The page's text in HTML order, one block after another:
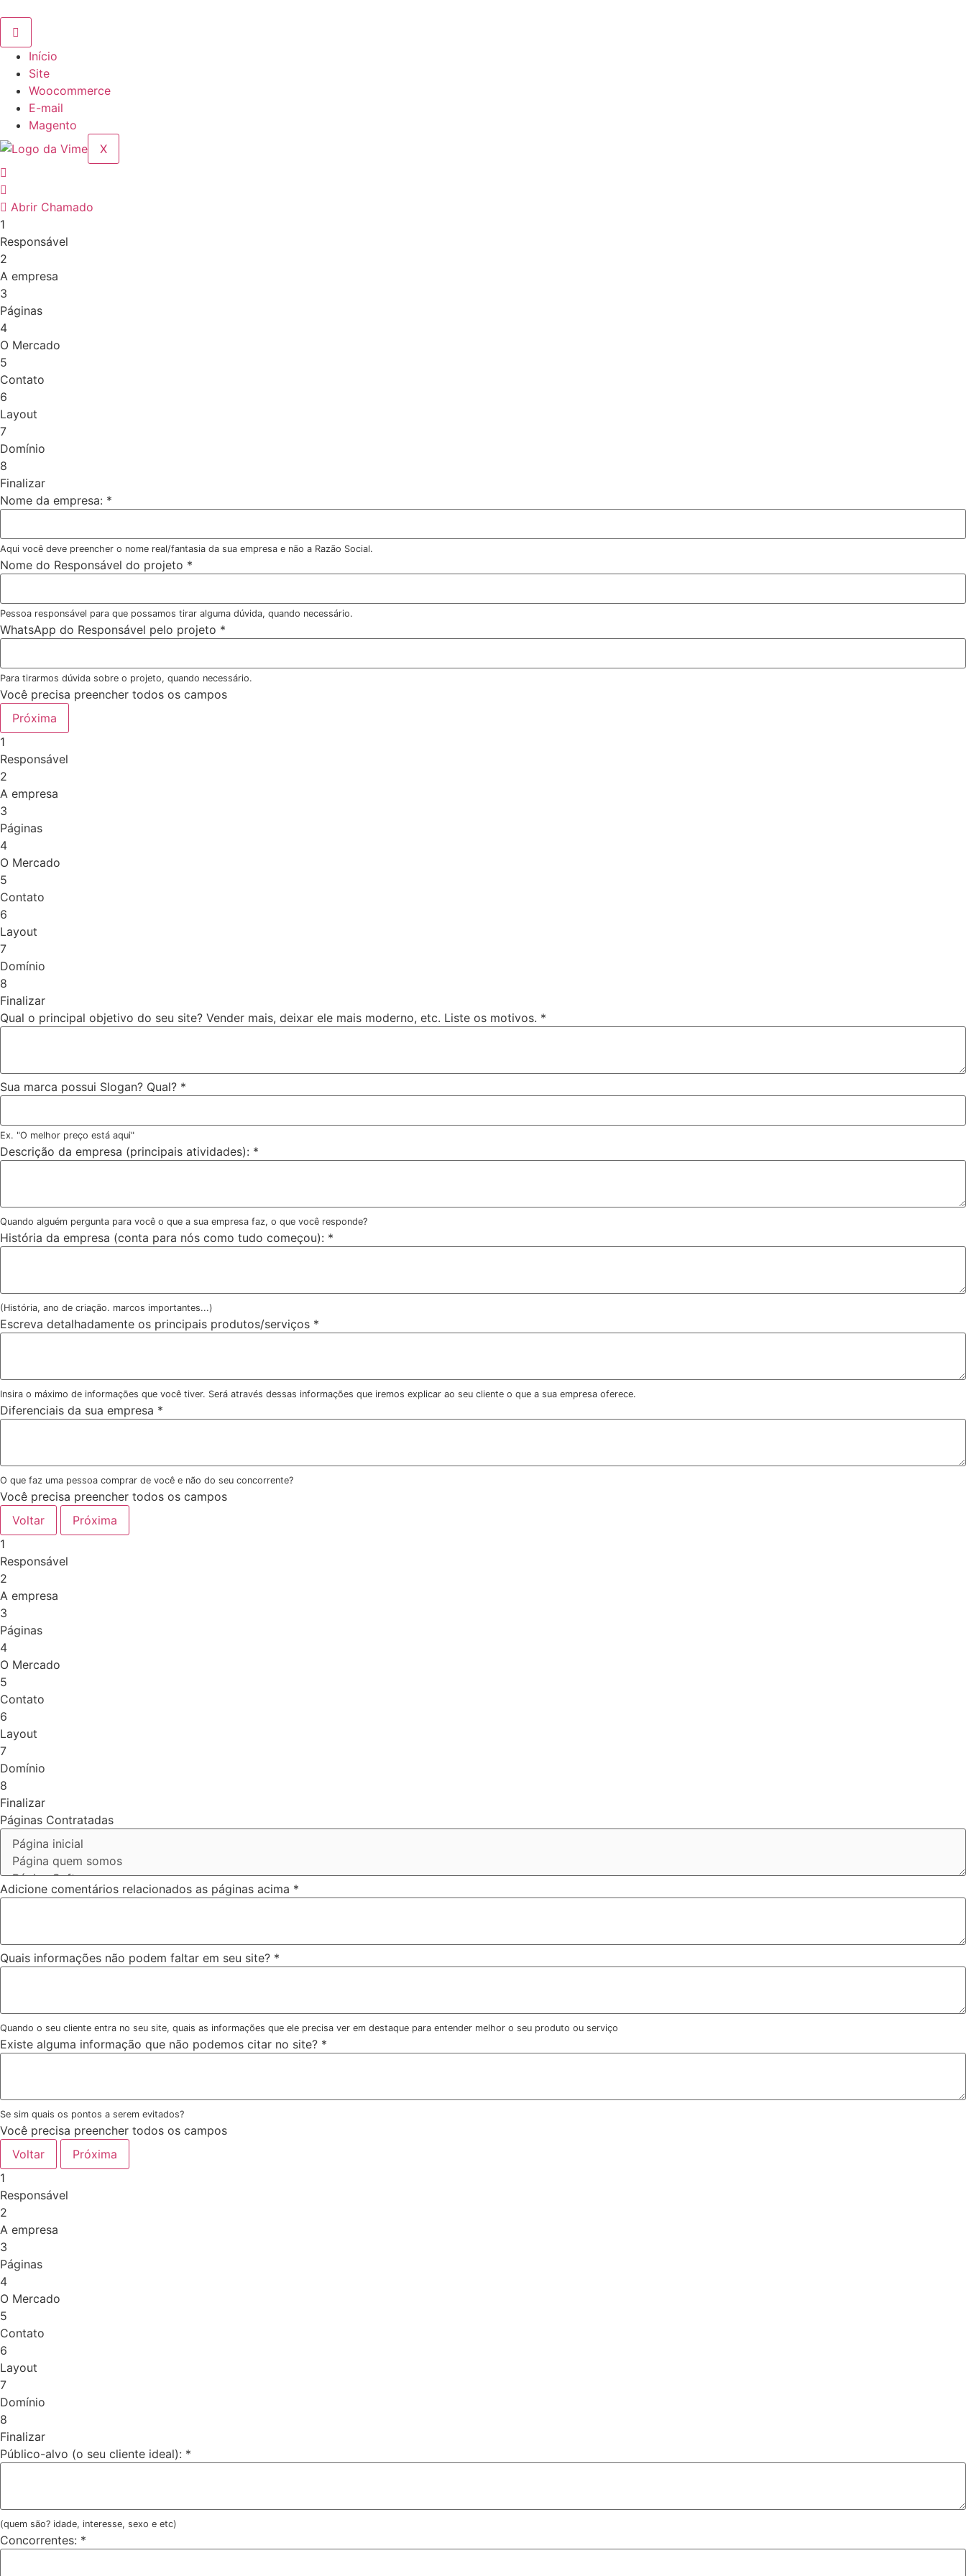
para
o
conteúdo
Início
Site
Woocommerce
E-mail
Magento
X
Abrir Chamado
1
Responsável
2
A empresa
3
Páginas
4
O Mercado
5
Contato
6
Layout
7
Domínio
8
Finalizar
Nome da empresa: *
Aqui você deve preencher o nome real/fantasia da sua empresa e não a Razão Social.
Nome do Responsável do projeto *
Pessoa responsável para que possamos tirar alguma dúvida, quando necessário.
WhatsApp do Responsável pelo projeto *
Para tirarmos dúvida sobre o projeto, quando necessário.
Você precisa preencher todos os campos
Próxima
1
Responsável
2
A empresa
3
Páginas
4
O Mercado
5
Contato
6
Layout
7
Domínio
8
Finalizar
Qual o principal objetivo do seu site? Vender mais, deixar ele mais moderno, etc. Liste os motivos. *
Sua marca possui Slogan? Qual? *
Ex. "O melhor preço está aqui"
Descrição da empresa (principais atividades): *
Quando alguém pergunta para você o que a sua empresa faz, o que você responde?
História da empresa (conta para nós como tudo começou): *
(História, ano de criação. marcos importantes...)
Escreva detalhadamente os principais produtos/serviços *
Insira o máximo de informações que você tiver. Será através dessas informações que iremos explicar ao seu cliente o que a sua empresa oferece.
Diferenciais da sua empresa *
O que faz uma pessoa comprar de você e não do seu concorrente?
Você precisa preencher todos os campos
Voltar
Próxima
1
Responsável
2
A empresa
3
Páginas
4
O Mercado
5
Contato
6
Layout
7
Domínio
8
Finalizar
Páginas Contratadas
Adicione comentários relacionados as páginas acima *
Quais informações não podem faltar em seu site? *
Quando o seu cliente entra no seu site, quais as informações que ele precisa ver em destaque para entender melhor o seu produto ou serviço
Existe alguma informação que não podemos citar no site? *
Se sim quais os pontos a serem evitados?
Você precisa preencher todos os campos
Voltar
Próxima
1
Responsável
2
A empresa
3
Páginas
4
O Mercado
5
Contato
6
Layout
7
Domínio
8
Finalizar
Público-alvo (o seu cliente ideal): *
(quem são? idade, interesse, sexo e etc)
Concorrentes: *